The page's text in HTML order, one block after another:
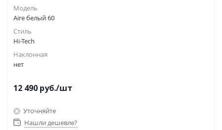
Модель
Aire белый 60
Стиль
Hi-Tech
Наклонная
нет
12 490 руб./шт
Уточняйте
Нашли дешевле?